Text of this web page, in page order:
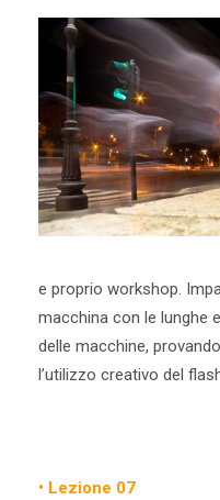
e proprio workshop.
macchina con le lunghe
delle macchine,
l’utilizzo creativo del
• Lezione 07